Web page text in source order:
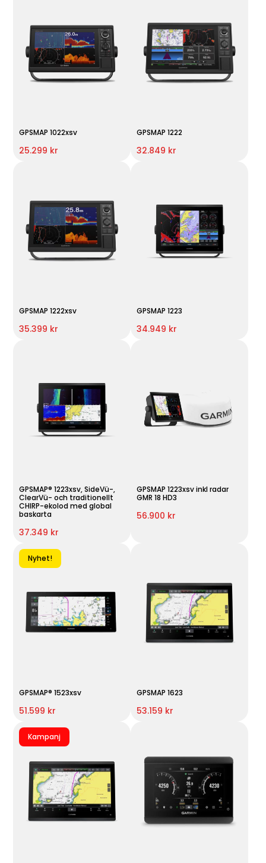
GPSMAP 1022xsv
25.299 kr
GPSMAP 1222
32.849 kr
GPSMAP 1222xsv
35.399 kr
GPSMAP 1223
34.949 kr
GPSMAP® 1223xsv, SideVü-,
ClearVü- och traditionellt
CHIRP-ekolod med global
baskarta
37.349 kr
GPSMAP 1223xsv inkl radar
GMR 18 HD3
56.900 kr
Nyhet!
GPSMAP® 1523xsv
51.599 kr
GPSMAP 1623
53.159 kr
Kampanj